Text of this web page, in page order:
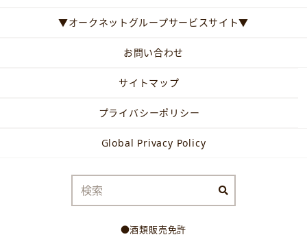
▼オークネットグループサービスサイト▼
お問い合わせ
サイトマップ
プライバシーポリシー
Global Privacy Policy
●酒類販売免許